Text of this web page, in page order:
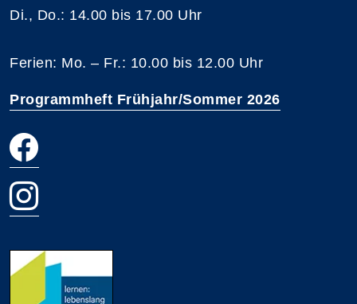
Di., Do.: 14.00 bis 17.00 Uhr
Ferien: Mo. – Fr.: 10.00 bis 12.00 Uhr
Programmheft Frühjahr/Sommer 2026